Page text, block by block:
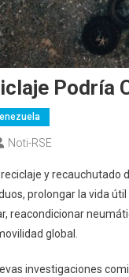
Podría
Noti-RSE
reciclaje y
prolongar la vida
reacondicionar
global.
investigaciones